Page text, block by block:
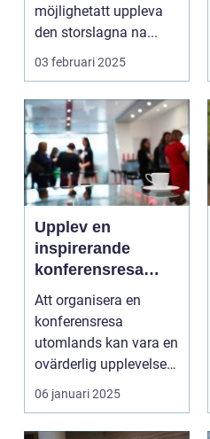
möjlighetatt uppleva
den storslagna na...
03 februari 2025
Upplev en
inspirerande
konferensresa
utomlands
Att organisera en
konferensresa
utomlands kan vara en
ovärderlig upplevelse
för föret...
06 januari 2025